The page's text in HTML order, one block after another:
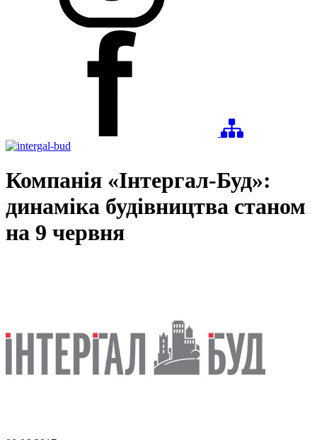
Компанія «Інтергал-Буд»:
динаміка будівництва станом
на 9 червня